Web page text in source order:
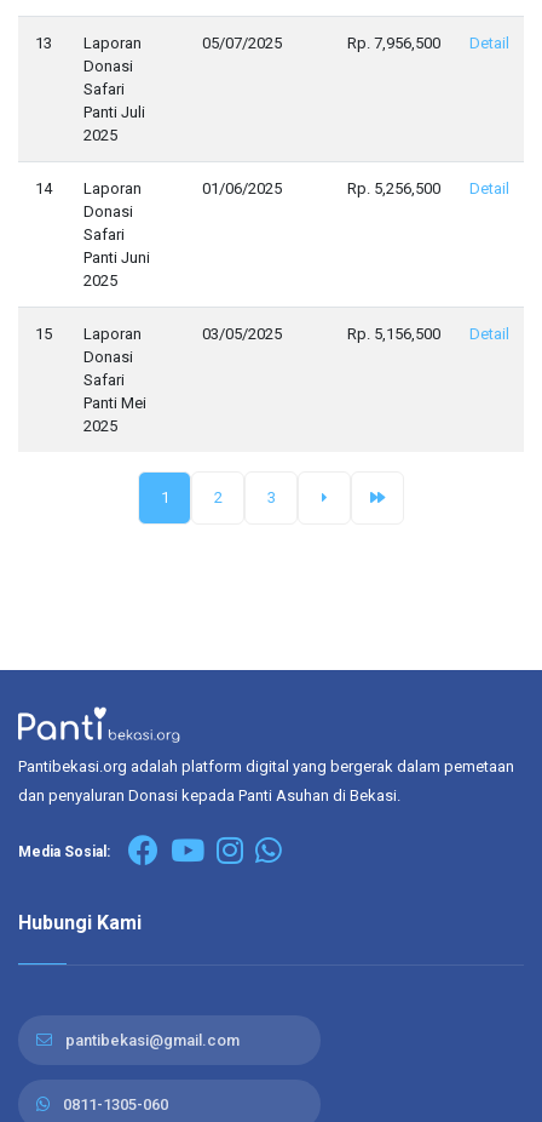
13
Laporan
Donasi
Safari
Panti Juli
2025
05/07/2025 Rp. 7,956,500 Detail
14
Laporan
Donasi
Safari
Panti Juni
2025
01/06/2025 Rp. 5,256,500 Detail
15
Laporan
Donasi
Safari
Panti Mei
2025
03/05/2025 Rp. 5,156,500 Detail
1 2 3
Pantibekasi.org adalah platform digital yang bergerak dalam pemetaan
dan penyaluran Donasi kepada Panti Asuhan di Bekasi.
Media Sosial:
Hubungi Kami
pantibekasi@gmail.com
0811-1305-060